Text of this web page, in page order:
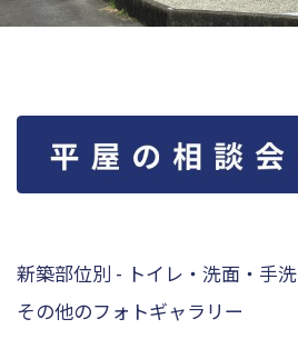
新築部位別 - トイレ・洗面・手
その他のフォトギャラリー